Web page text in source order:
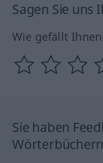
Sagen Sie uns
Wie gefällt
Sie haben